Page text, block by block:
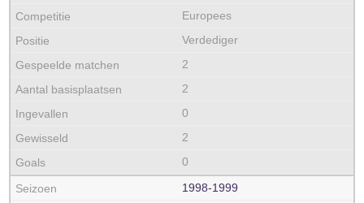
Europees
Verdediger
2
2
0
2
0
1998‑1999